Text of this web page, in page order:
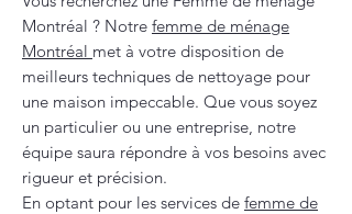
Montréal ? Notre femme de ménage
Montréal met à votre disposition de
meilleurs techniques de nettoyage pour
une maison impeccable. Que vous soyez
un particulier ou une entreprise, notre
équipe saura répondre à vos besoins avec
rigueur et précision.
En optant pour les services de femme de